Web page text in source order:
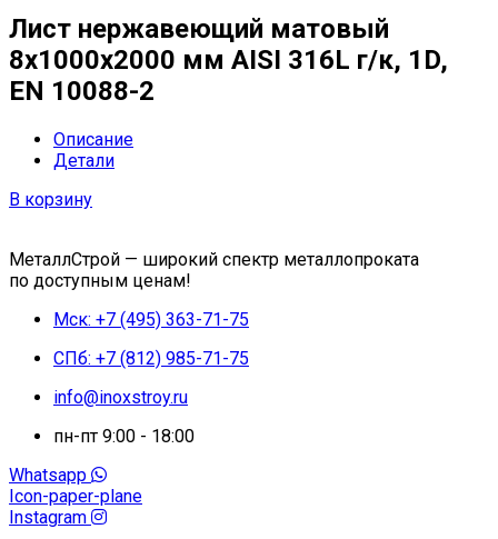
Лист нержавеющий матовый
8х1000х2000 мм AISI 316L г/к, 1D,
EN 10088-2
Описание
Детали
В корзину
МеталлСтрой — широкий спектр металлопроката
по доступным ценам!
Мск: +7 (495) 363-71-75
СПб: +7 (812) 985-71-75
info@inoxstroy.ru
пн-пт 9:00 - 18:00
Whatsapp
Icon-paper-plane
Instagram